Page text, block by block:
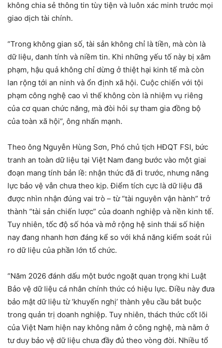
không chia sẻ thông tin tùy tiện và luôn xác minh trước mọi
giao dịch tài chính.
“Trong không gian số, tài sản không chỉ là tiền, mà còn là
dữ liệu, danh tính và niềm tin. Khi những yếu tố này bị xâm
phạm, hậu quả không chỉ dừng ở thiệt hại kinh tế mà còn
lan rộng tới an ninh và ổn định xã hội. Cuộc chiến với tội
phạm công nghệ cao vì thế không còn là nhiệm vụ riêng
của cơ quan chức năng, mà đòi hỏi sự tham gia đồng bộ
của toàn xã hội”, ông nhấn mạnh.
Theo ông Nguyễn Hùng Sơn, Phó chủ tịch HĐQT FSI, bức
tranh an toàn dữ liệu tại Việt Nam đang bước vào một giai
đoạn mang tính bản lề: nhận thức đã đi trước, nhưng năng
lực bảo vệ vẫn chưa theo kịp. Điểm tích cực là dữ liệu đã
được nhìn nhận đúng vai trò – từ “tài nguyên vận hành” trở
thành “tài sản chiến lược” của doanh nghiệp và nền kinh tế.
Tuy nhiên, tốc độ số hóa và mở rộng hệ sinh thái số hiện
nay đang nhanh hơn đáng kể so với khả năng kiểm soát rủi
ro dữ liệu của phần lớn tổ chức.
“Năm 2026 đánh dấu một bước ngoặt quan trọng khi Luật
Bảo vệ dữ liệu cá nhân chính thức có hiệu lực. Điều này đưa
bảo mật dữ liệu từ ‘khuyến nghị’ thành yêu cầu bắt buộc
trong quản trị doanh nghiệp. Tuy nhiên, thách thức cốt lõi
của Việt Nam hiện nay không nằm ở công nghệ, mà nằm ở
tư duy bảo vệ dữ liệu chưa đầy đủ theo vòng đời. Nhiều tổ